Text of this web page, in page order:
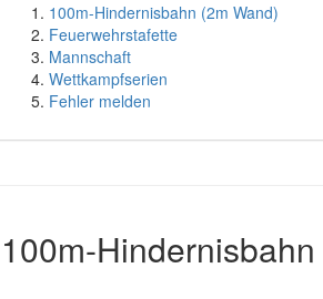
100m-Hindernisbahn (2m Wand)
Feuerwehrstafette
Mannschaft
Wettkampfserien
Fehler melden
100m-